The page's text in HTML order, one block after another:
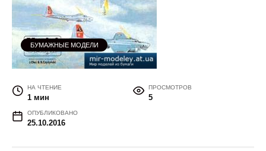
БУМАЖНЫЕ МОДЕЛИ
НА ЧТЕНИЕ
1 мин
ПРОСМОТРОВ
5
ОПУБЛИКОВАНО
25.10.2016